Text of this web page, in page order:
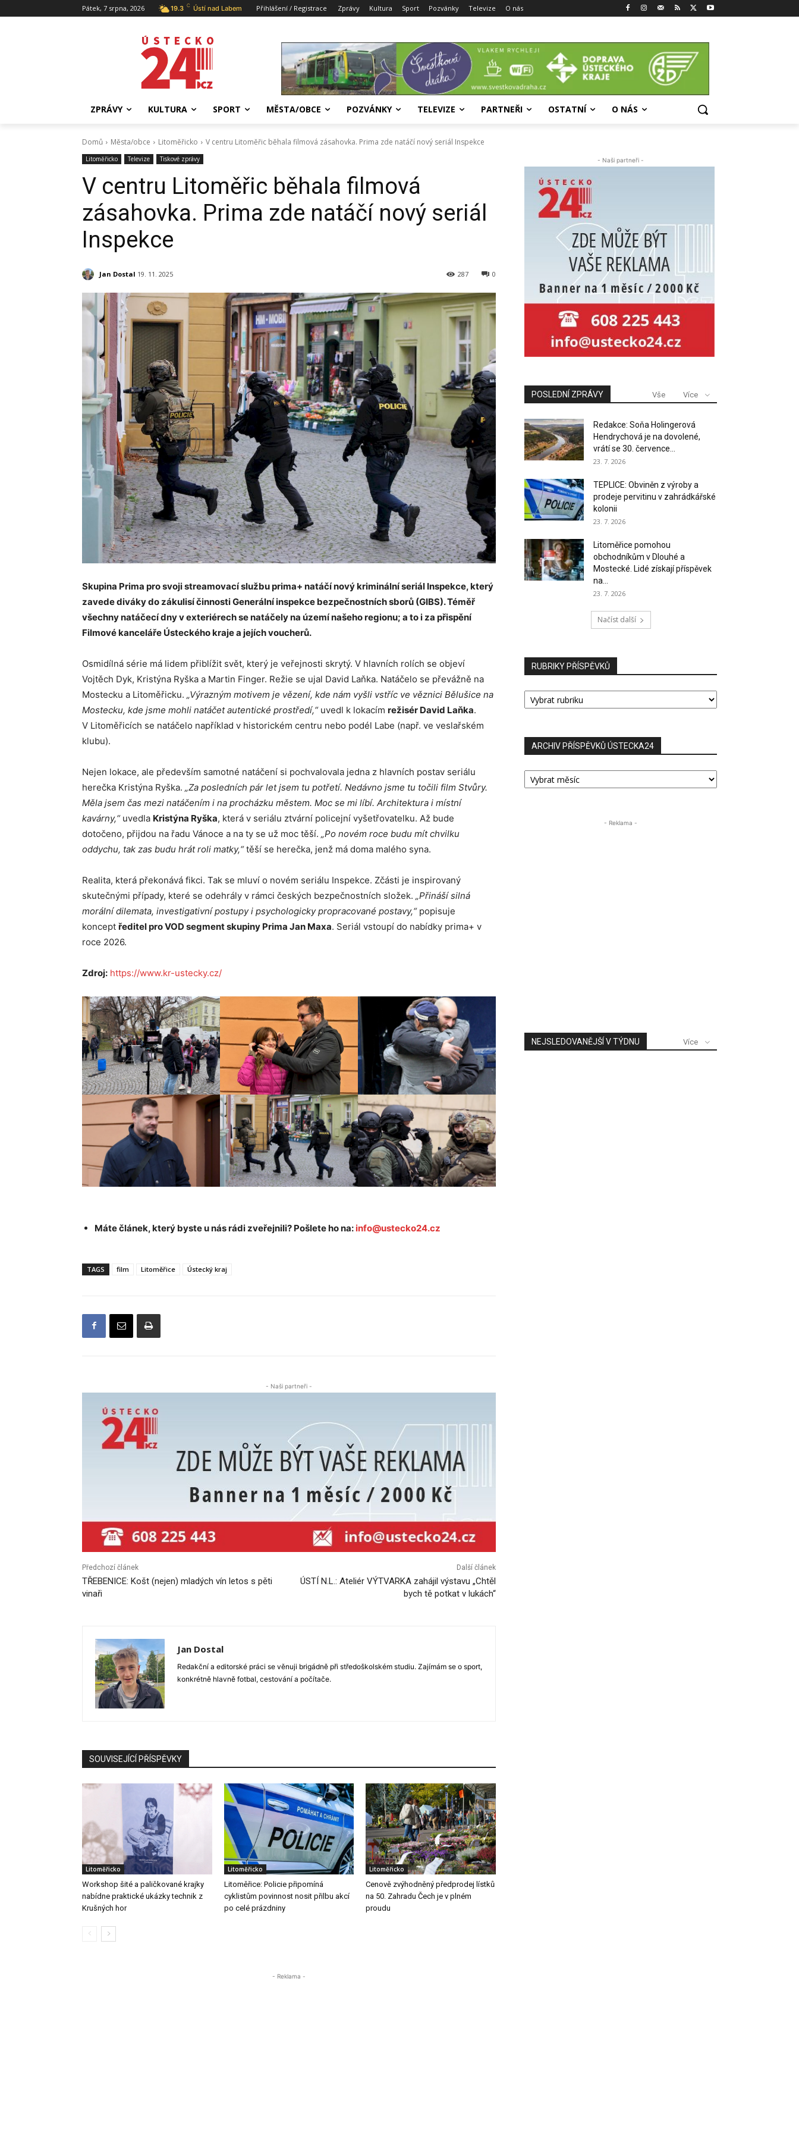
Pátek, 7 srpna, 2026 19.3 C Ústí nad Labem Přihlášení / Registrace Zprávy Kultura Sport Pozvánky Televize O nás
ZPRÁVY KULTURA SPORT MĚSTA/OBCE POZVÁNKY TELEVIZE PARTNEŘI OSTATNÍ O NÁS
Domů Města/obce Litoměřicko V centru Litoměřic běhala filmová zásahovka. Prima zde natáčí nový seriál Inspekce
Litoměřicko Televize Tiskové zprávy
V centru Litoměřic běhala filmová
zásahovka. Prima zde natáčí nový seriál
Inspekce
Jan Dostal 19. 11. 2025 0
287
Skupina Prima pro svoji streamovací službu prima+ natáčí nový kriminální seriál Inspekce, který
zavede diváky do zákulisí činnosti Generální inspekce bezpečnostních sborů (GIBS). Téměř
všechny natáčecí dny v exteriérech se natáčely na území našeho regionu; a to i za přispění
Filmové kanceláře Ústeckého kraje a jejích voucherů.
Osmidílná série má lidem přiblížit svět, který je veřejnosti skrytý. V hlavních rolích se objeví
Vojtěch Dyk, Kristýna Ryška a Martin Finger. Režie se ujal David Laňka. Natáčelo se převážně na
Mostecku a Litoměřicku. „Výrazným motivem je vězení, kde nám vyšli vstříc ve věznici Bělušice na
Mostecku, kde jsme mohli natáčet autentické prostředí,“ uvedl k lokacím režisér David Laňka.
V Litoměřicích se natáčelo například v historickém centru nebo podél Labe (např. ve veslařském
klubu).
Nejen lokace, ale především samotné natáčení si pochvalovala jedna z hlavních postav seriálu
herečka Kristýna Ryška. „Za posledních pár let jsem tu potřetí. Nedávno jsme tu točili film Stvůry.
Měla jsem čas mezi natáčením i na procházku městem. Moc se mi líbí. Architektura i místní
kavárny,“uvedla Kristýna Ryška, která v seriálu ztvární policejní vyšetřovatelku. Až bude
dotočeno, přijdou na řadu Vánoce a na ty se už moc těší. „Po novém roce budu mít chvilku
oddychu, tak zas budu hrát roli matky,“těší se herečka, jenž má doma malého syna.
Realita, která překonává fikci. Tak se mluví o novém seriálu Inspekce. Zčásti je inspirovaný
skutečnými případy, které se odehrály v rámci českých bezpečnostních složek. „Přináší silná
morální dilemata, investigativní postupy i psychologicky propracované postavy,“popisuje
koncept ředitel pro VOD segment skupiny Prima Jan Maxa. Seriál vstoupí do nabídky prima+ v
roce 2026.
Zdroj: https://www.kr-ustecky.cz/
Máte článek, který byste u nás rádi zveřejnili? Pošlete ho na: info@ustecko24.cz
TAGS film Litoměřice Ústecký kraj
- Naši partneři -
Předchozí článek
TŘEBENICE: Košt (nejen) mladých vín letos s pěti
vinaři
Další článek
ÚSTÍ N.L.: Ateliér VÝTVARKA zahájil výstavu „Chtěl
bych tě potkat v lukách“
Jan Dostal
Redakční a editorské práci se věnuji brigádně při středoškolském studiu. Zajímám se o sport,
konkrétně hlavně fotbal, cestování a počítače.
SOUVISEJÍCÍ PŘÍSPĚVKY
Litoměřicko
Workshop šité a paličkované krajky
nabídne praktické ukázky technik z
Krušných hor
Litoměřicko
Litoměřice: Policie připomíná
cyklistům povinnost nosit přilbu akcí
po celé prázdniny
Litoměřicko
Cenově zvýhodněný předprodej lístků
na 50. Zahradu Čech je v plném
proudu
- Reklama -
- Naši partneři -
POSLEDNÍ ZPRÁVY Vše Více
Redakce: Soňa Holingerová
Hendrychová je na dovolené,
vrátí se 30. července...
23. 7. 2026
TEPLICE: Obviněn z výroby a
prodeje pervitinu v zahrádkářské
kolonii
23. 7. 2026
Litoměřice pomohou
obchodníkům v Dlouhé a
Mostecké. Lidé získají příspěvek
na...
23. 7. 2026
Načíst další
RUBRIKY PŘÍSPĚVKŮ
RUBRIKY
PŘÍSPĚVKŮ
ARCHIV PŘÍSPĚVKŮ ÚSTECKA24
ARCHIV
PŘÍSPĚVKŮ
- Reklama -
NEJSLEDOVANĚJŠÍ V TÝDNU Více